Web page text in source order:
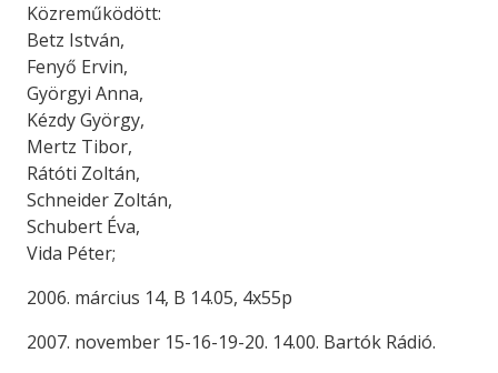
Közreműködött:
Betz István,
Fenyő Ervin,
Györgyi Anna,
Kézdy György,
Mertz Tibor,
Rátóti Zoltán,
Schneider Zoltán,
Schubert Éva,
Vida Péter;
2006. március 14, B 14.05, 4x55p
2007. november 15-16-19-20. 14.00. Bartók Rádió.